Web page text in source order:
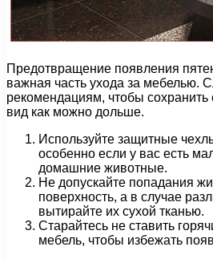
Предотвращение появления
важная часть ухода за мебелью.
рекомендациям, чтобы
вид как можно дольше.
Используйте защитные
особенно если у вас есть
домашние животные.
Не допускайте попадания
поверхность, а в случае
вытирайте их сухой тканью.
Старайтесь не ставить
мебель, чтобы избежать